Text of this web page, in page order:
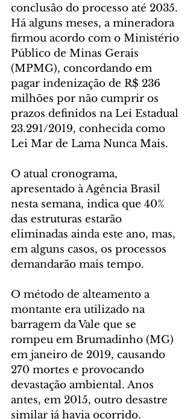
conclusão do processo até 2035.
Há alguns meses, a mineradora
firmou acordo com o Ministério
Público de Minas Gerais
(MPMG), concordando em
pagar indenização de R$ 236
milhões por não cumprir os
prazos definidos na Lei Estadual
23.291/2019, conhecida como
Lei Mar de Lama Nunca Mais.
O atual cronograma,
apresentado à Agência Brasil
nesta semana, indica que 40%
das estruturas estarão
eliminadas ainda este ano, mas,
em alguns casos, os processos
demandarão mais tempo.
O método de alteamento a
montante era utilizado na
barragem da Vale que se
rompeu em Brumadinho (MG)
em janeiro de 2019, causando
270 mortes e provocando
devastação ambiental. Anos
antes, em 2015, outro desastre
similar já havia ocorrido.